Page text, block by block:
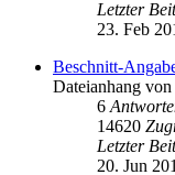
Letzter
23. Feb
Beschnitt-
Dateianhang von
6
14620
Letzter
20. Jun